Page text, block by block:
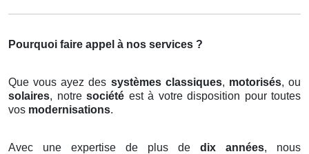
Pourquoi faire appel à nos services ?
Que vous ayez des systèmes classiques, motorisés, ou
solaires, notre société est à votre disposition pour toutes
vos modernisations.
Avec une expertise de plus de dix années, nous